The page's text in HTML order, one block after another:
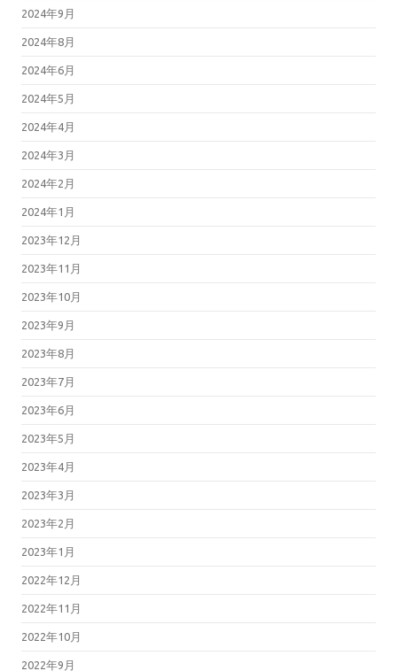
2024年9月
2024年8月
2024年6月
2024年5月
2024年4月
2024年3月
2024年2月
2024年1月
2023年12月
2023年11月
2023年10月
2023年9月
2023年8月
2023年7月
2023年6月
2023年5月
2023年4月
2023年3月
2023年2月
2023年1月
2022年12月
2022年11月
2022年10月
2022年9月